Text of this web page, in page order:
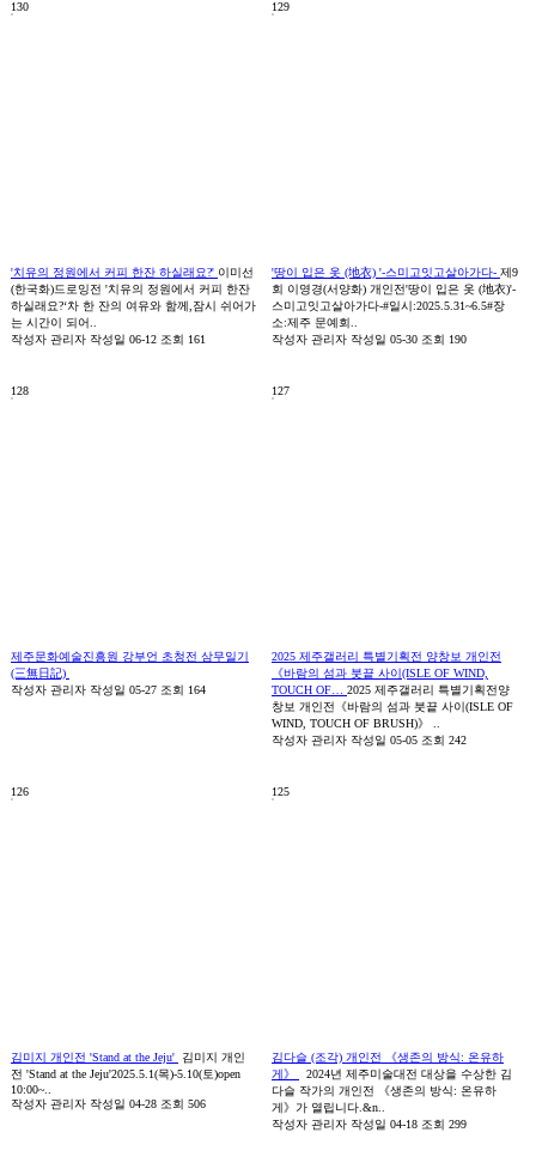
130
'치유의 정원에서 커피 한잔 하실래요?' 이미선
(한국화)드로잉전 '치유의 정원에서 커피 한잔
하실래요?‘차 한 잔의 여유와 함께,잠시 쉬어가
는 시간이 되어..
작성자 관리자 작성일 06-12 조회 161
129
'땅이 입은 옷 (地衣) '-스미고잇고살아가다- 제9
회 이영경(서양화) 개인전'땅이 입은 옷 (地衣)'-
스미고잇고살아가다-#일시:2025.5.31~6.5#장
소:제주 문예회..
작성자 관리자 작성일 05-30 조회 190
128
제주문화예술진흥원 강부언 초청전 삼무일기
(三無日記)
작성자 관리자 작성일 05-27 조회 164
127
2025 제주갤러리 특별기획전 양창보 개인전
《바람의 섬과 붓끝 사이(ISLE OF WIND,
TOUCH OF… 2025 제주갤러리 특별기획전양
창보 개인전《바람의 섬과 붓끝 사이(ISLE OF
WIND, TOUCH OF BRUSH)》 ..
작성자 관리자 작성일 05-05 조회 242
126
김미지 개인전 'Stand at the Jeju'
김미지 개인
전 'Stand at the Jeju'2025.5.1(목)-5.10(토)open
10:00~..
작성자 관리자 작성일 04-28 조회 506
125
김다슬 (조각) 개인전 《생존의 방식: 온유하
게》
2024년 제주미술대전 대상을 수상한 김
다슬 작가의 개인전 《생존의 방식: 온유하
게》가 열립니다.&n..
작성자 관리자 작성일 04-18 조회 299